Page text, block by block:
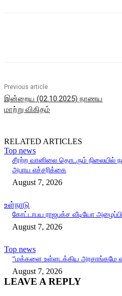
Previous article
இன்றைய (02.10.2025) நாணய
மாற்று விகிதம்
RELATED ARTICLES
Top news
சீரற்ற வானிலை தொடரும் நிலையில்
அபாய எச்சரிக்கை
August 7, 2026
உள்நாடு
கோட்டாபய ராஜபக்ச வீடியோ
August 7, 2026
Top news
“மக்களை உள்ளடக்கிய அரசாங்கமே
August 7, 2026
LEAVE A REPLY